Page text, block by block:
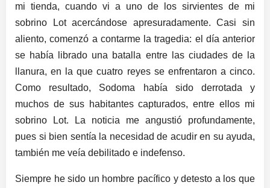
mi tienda, cuando vi a uno de los sirvientes de mi
sobrino Lot acercándose apresuradamente. Casi sin
aliento, comenzó a contarme la tragedia: el día anterior
se había librado una batalla entre las ciudades de la
llanura, en la que cuatro reyes se enfrentaron a cinco.
Como resultado, Sodoma había sido derrotada y
muchos de sus habitantes capturados, entre ellos mi
sobrino Lot. La noticia me angustió profundamente,
pues si bien sentía la necesidad de acudir en su ayuda,
también me veía debilitado e indefenso.
Siempre he sido un hombre pacífico y detesto a los que